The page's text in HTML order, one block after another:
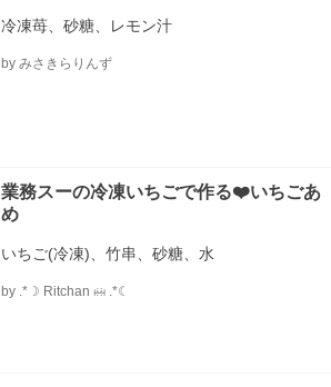
冷凍苺、砂糖、レモン汁
by みさきらりんず
業務スーの冷凍いちごで作る❤️いちごあ
め
いちご(冷凍)、竹串、砂糖、水
by .*☽︎ ︎Ritchan ꗜ .*☾